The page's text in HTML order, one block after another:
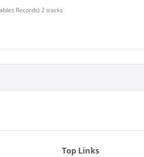
Records) 2 tracks
Top Links